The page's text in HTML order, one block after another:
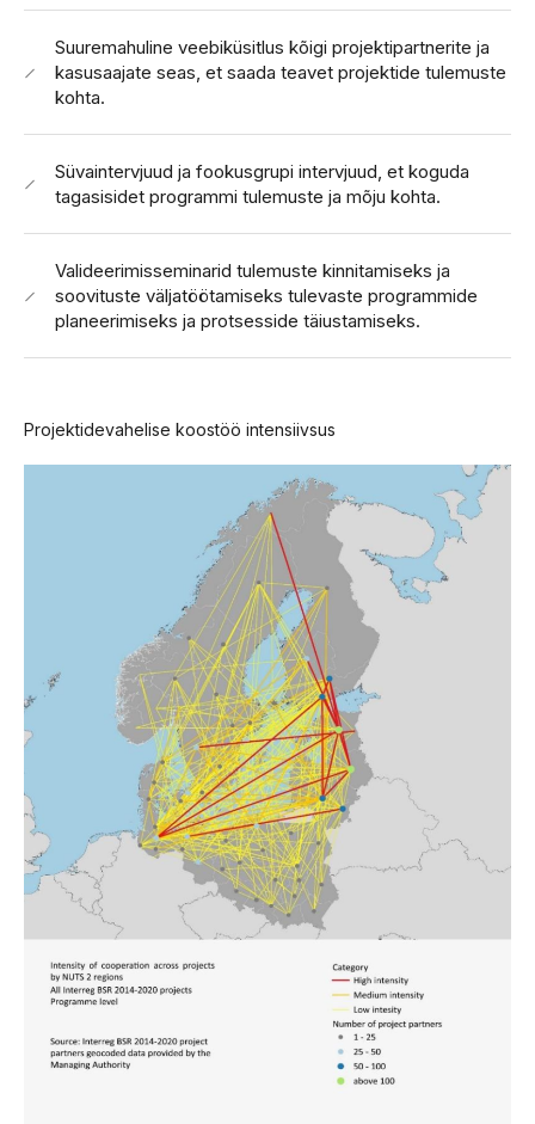
Suuremahuline veebiküsitlus kõigi projektipartnerite ja
kasusaajate seas, et saada teavet projektide tulemuste
kohta.
Süvaintervjuud ja fookusgrupi intervjuud, et koguda
tagasisidet programmi tulemuste ja mõju kohta.
Valideerimisseminarid tulemuste kinnitamiseks ja
soovituste väljatöötamiseks tulevaste programmide
planeerimiseks ja protsesside täiustamiseks.
Projektidevahelise koostöö intensiivsus